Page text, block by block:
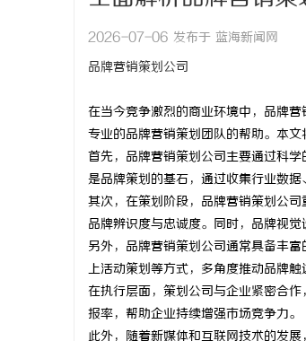
2026-07-06 发布于 蓝海新闻网
品牌营销策划公司
在当今竞争激烈的商业环境中，品牌
专业的品牌营销策划团队的帮助。本
首先，品牌营销策划公司主要通过科
是品牌策划的基石，通过收集行业数
其次，在策划阶段，品牌营销策划公
品牌辨识度与忠诚度。同时，品牌视
另外，品牌营销策划公司通常具备丰
上活动策划等方式，多角度推动品牌
在执行层面，策划公司与企业紧密合
报率，帮助企业持续增强市场竞争力。
此外，随着新媒体和互联网技术的发